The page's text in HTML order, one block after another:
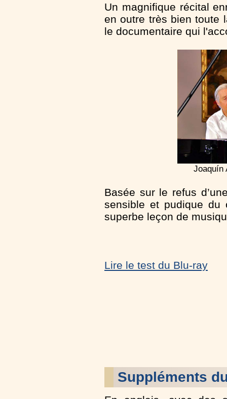
Un magnifique récital
en outre très bien toute
le documentaire qui
Joaquín
Basée sur le refus
sensible et pudique du
superbe leçon de
Lire le test du Blu-ray
Suppléments